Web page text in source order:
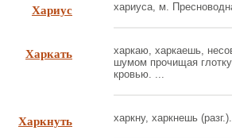
Хариус хариуса, м.
Харкать
харкаю, харкаешь,
шумом прочищая
кровью. ...
Харкнуть харкну, харкнешь